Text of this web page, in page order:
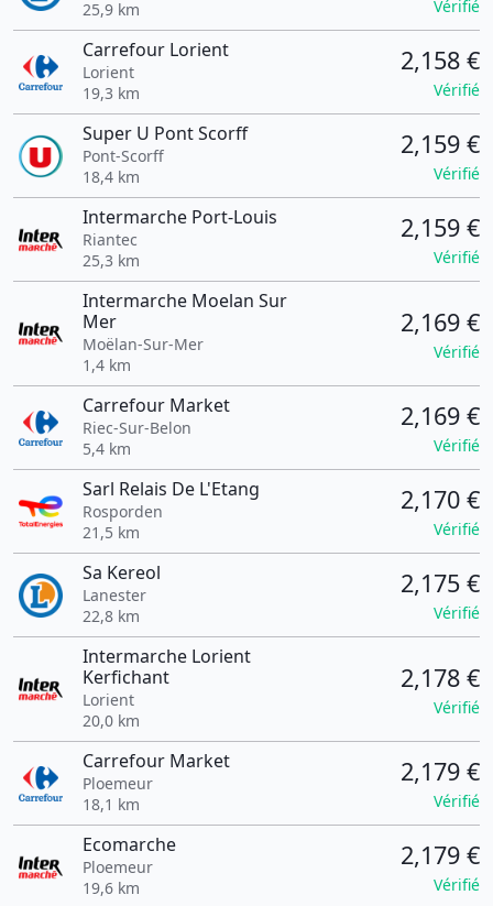
25,9 km Vérifié
Carrefour Lorient
Lorient
19,3 km
2,158 €
Vérifié
Super U Pont Scorff
Pont-Scorff
18,4 km
2,159 €
Vérifié
Intermarche Port-Louis
Riantec
25,3 km
2,159 €
Vérifié
Intermarche Moelan Sur
Mer
Moëlan-Sur-Mer
1,4 km
2,169 €
Vérifié
Carrefour Market
Riec-Sur-Belon
5,4 km
2,169 €
Vérifié
Sarl Relais De L'Etang
Rosporden
21,5 km
2,170 €
Vérifié
Sa Kereol
Lanester
22,8 km
2,175 €
Vérifié
Intermarche Lorient
Kerfichant
Lorient
20,0 km
2,178 €
Vérifié
Carrefour Market
Ploemeur
18,1 km
2,179 €
Vérifié
Ecomarche
Ploemeur
19,6 km
2,179 €
Vérifié